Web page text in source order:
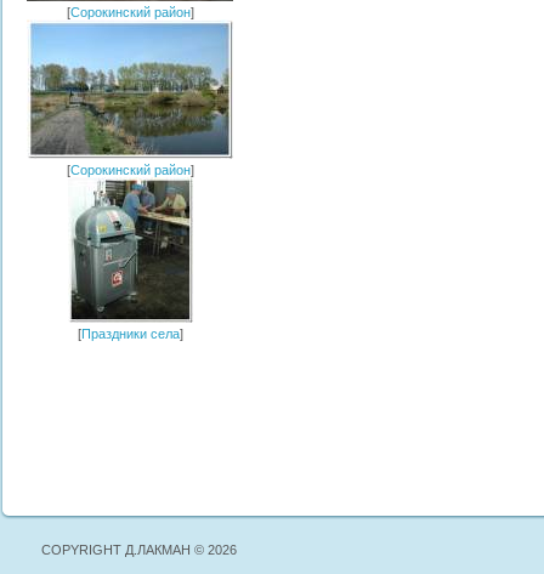
[Сорокинский район]
[Сорокинский район]
[Праздники села]
COPYRIGHT Д.ЛАКМАН © 2026